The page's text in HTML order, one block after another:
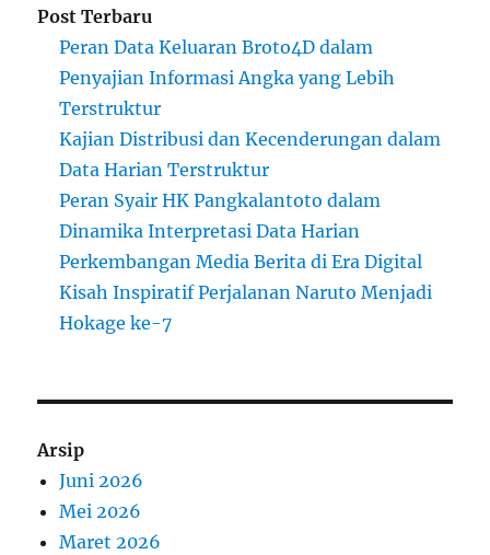
Post Terbaru
Peran Data Keluaran Broto4D dalam
Penyajian Informasi Angka yang Lebih
Terstruktur
Kajian Distribusi dan Kecenderungan dalam
Data Harian Terstruktur
Peran Syair HK Pangkalantoto dalam
Dinamika Interpretasi Data Harian
Perkembangan Media Berita di Era Digital
Kisah Inspiratif Perjalanan Naruto Menjadi
Hokage ke-7
Arsip
Juni 2026
Mei 2026
Maret 2026